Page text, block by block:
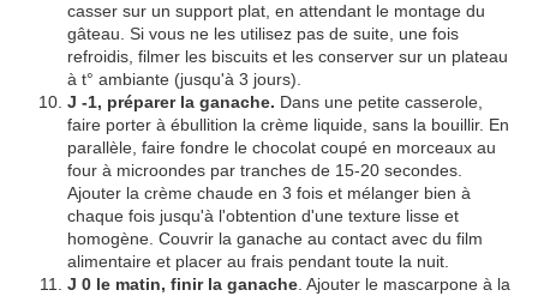
casser sur un support plat, en attendant le montage du
gâteau. Si vous ne les utilisez pas de suite, une fois
refroidis, filmer les biscuits et les conserver sur un plateau
à t° ambiante (jusqu'à 3 jours).
J -1, préparer la ganache. Dans une petite casserole,
faire porter à ébullition la crème liquide, sans la bouillir. En
parallèle, faire fondre le chocolat coupé en morceaux au
four à microondes par tranches de 15-20 secondes.
Ajouter la crème chaude en 3 fois et mélanger bien à
chaque fois jusqu'à l'obtention d'une texture lisse et
homogène. Couvrir la ganache au contact avec du film
alimentaire et placer au frais pendant toute la nuit.
J 0 le matin, finir la ganache . Ajouter le mascarpone à la